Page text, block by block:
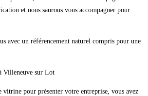
et nous saurons vous accompagner pour
avec un référencement naturel compris pour une
Villeneuve sur Lot
vitrine pour présenter votre entreprise, vous avez